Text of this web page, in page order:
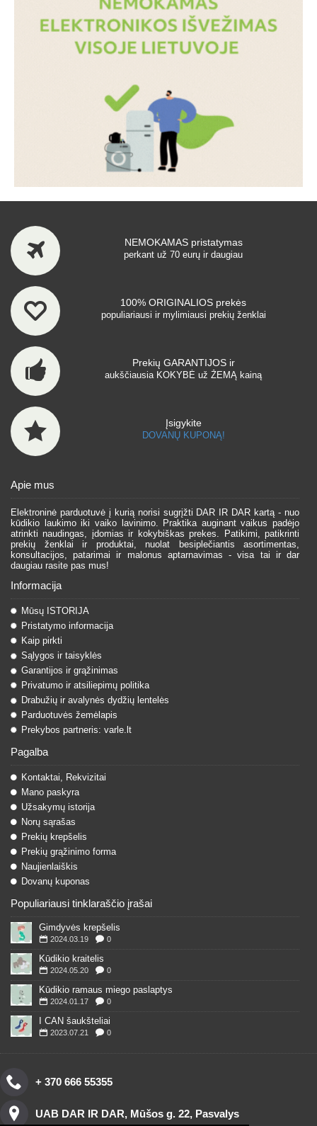
NEMOKAMAS pristatymas
perkant už 70 eurų ir daugiau
100% ORIGINALIOS prekės
populiariausi ir mylimiausi prekių ženklai
Prekių GARANTIJOS ir
aukščiausia KOKYBĖ už ŽEMĄ kainą
Įsigykite
DOVANŲ KUPONĄ!
Apie mus
Elektroninė parduotuvė į kurią norisi sugrįžti DAR IR DAR kartą - nuo
kūdikio laukimo iki vaiko lavinimo. Praktika auginant vaikus padėjo
atrinkti naudingas, įdomias ir kokybiškas prekes. Patikimi, patikrinti
prekių ženklai ir produktai, nuolat besiplečiantis asortimentas,
konsultacijos, patarimai ir malonus aptarnavimas - visa tai ir dar
daugiau rasite pas mus!
Informacija
Mūsų ISTORIJA
Pristatymo informacija
Kaip pirkti
Sąlygos ir taisyklės
Garantijos ir grąžinimas
Privatumo ir atsiliepimų politika
Drabužių ir avalynės dydžių lentelės
Parduotuvės žemėlapis
Prekybos partneris: varle.lt
Pagalba
Kontaktai, Rekvizitai
Mano paskyra
Užsakymų istorija
Norų sąrašas
Prekių krepšelis
Prekių grąžinimo forma
Naujienlaiškis
Dovanų kuponas
Populiariausi tinklaraščio įrašai
Gimdyvės krepšelis
2024.03.19 0
Kūdikio kraitelis
2024.05.20 0
Kūdikio ramaus miego paslaptys
2024.01.17 0
I CAN šaukšteliai
2023.07.21 0
+ 370 666 55355
UAB DAR IR DAR, Mūšos g. 22, Pasvalys